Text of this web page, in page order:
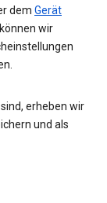
dem Gerät
wir
erheben wir
und als